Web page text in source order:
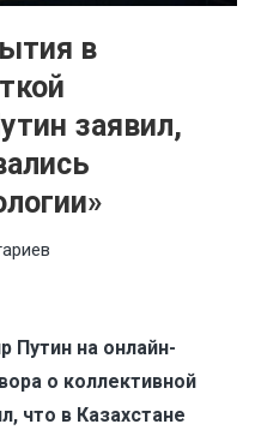
в
заявил,
Путин на онлайн-
о коллективной
что в Казахстане